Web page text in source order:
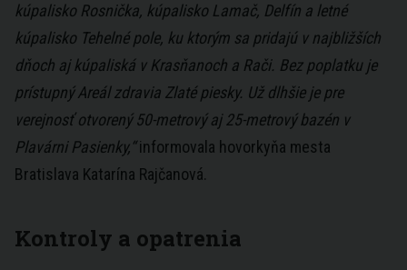
kúpalisko Rosnička, kúpalisko Lamač, Delfín a letné
kúpalisko Tehelné pole, ku ktorým sa pridajú v najbližších
dňoch aj kúpaliská v Krasňanoch a Rači. Bez poplatku je
prístupný Areál zdravia Zlaté piesky. Už dlhšie je pre
verejnosť otvorený 50-metrový aj 25-metrový bazén v
Plavárni Pasienky,“informovala hovorkyňa mesta
Bratislava Katarína Rajčanová.
Kontroly a opatrenia